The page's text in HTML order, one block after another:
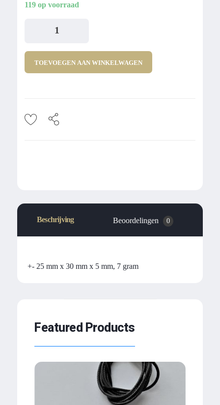
119 op voorraad
TOEVOEGEN AAN WINKELWAGEN
Beschrijving Beoordelingen 0
+- 25 mm x 30 mm x 5 mm, 7 gram
Featured Products